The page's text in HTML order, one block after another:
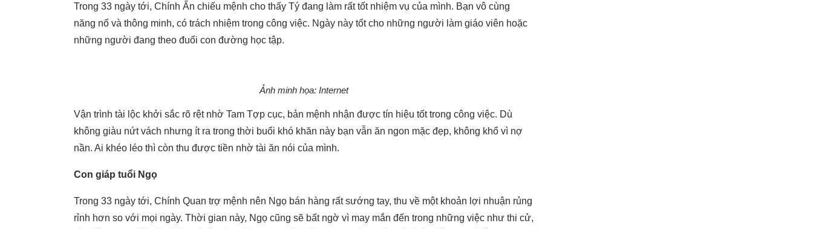
Trong 33 ngày tới, Chính Ấn chiếu mệnh cho thấy Tý đang làm rất tốt nhiệm vụ của mình. Bạn vô cùng
năng nổ và thông minh, có trách nhiệm trong công việc. Ngày này tốt cho những người làm giáo viên hoặc
những người đang theo đuổi con đường học tập.
Ảnh minh họa: Internet
Vận trình tài lộc khởi sắc rõ rệt nhờ Tam Tợp cục, bản mệnh nhận được tín hiệu tốt trong công việc. Dù
không giàu nứt vách nhưng ít ra trong thời buổi khó khăn này bạn vẫn ăn ngon mặc đẹp, không khổ vì nợ
nần. Ai khéo léo thì còn thu được tiền nhờ tài ăn nói của mình.
Con giáp tuổi Ngọ
Trong 33 ngày tới, Chính Quan trợ mệnh nên Ngọ bán hàng rất sướng tay, thu về một khoản lợi nhuận rủng
rỉnh hơn so với mọi ngày. Thời gian này, Ngọ cũng sẽ bất ngờ vì may mắn đến trong những việc như thi cử,